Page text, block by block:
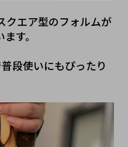
クエア型のフォルムが
す。
段使いにもぴったり